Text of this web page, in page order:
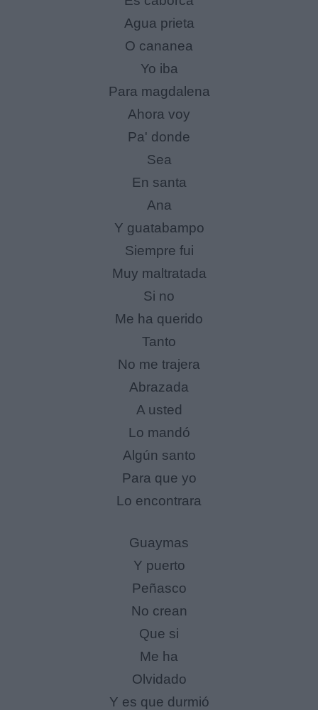
Agua prieta
O cananea
Yo iba
Para magdalena
Ahora voy
Pa' donde
Sea
En santa
Ana
Y guatabampo
Siempre fui
Muy maltratada
Si no
Me ha querido
Tanto
No me trajera
Abrazada
A usted
Lo mandó
Algún santo
Para que yo
Lo encontrara
Guaymas
Y puerto
Peñasco
No crean
Que si
Me ha
Olvidado
Y es que durmió